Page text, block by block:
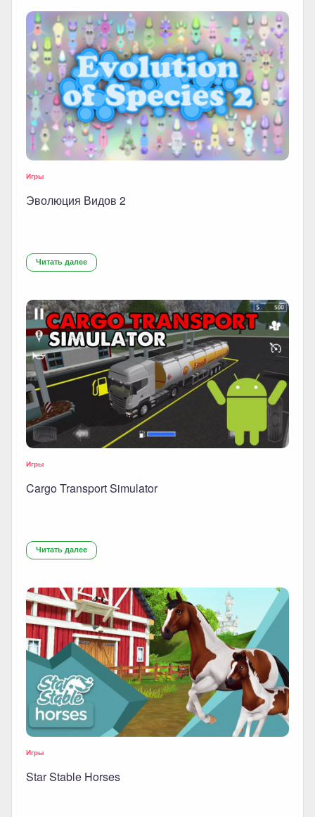
Игры
Эволюция Видов 2
Читать далее
Игры
Cargo Transport Simulator
Читать далее
Игры
Star Stable Horses